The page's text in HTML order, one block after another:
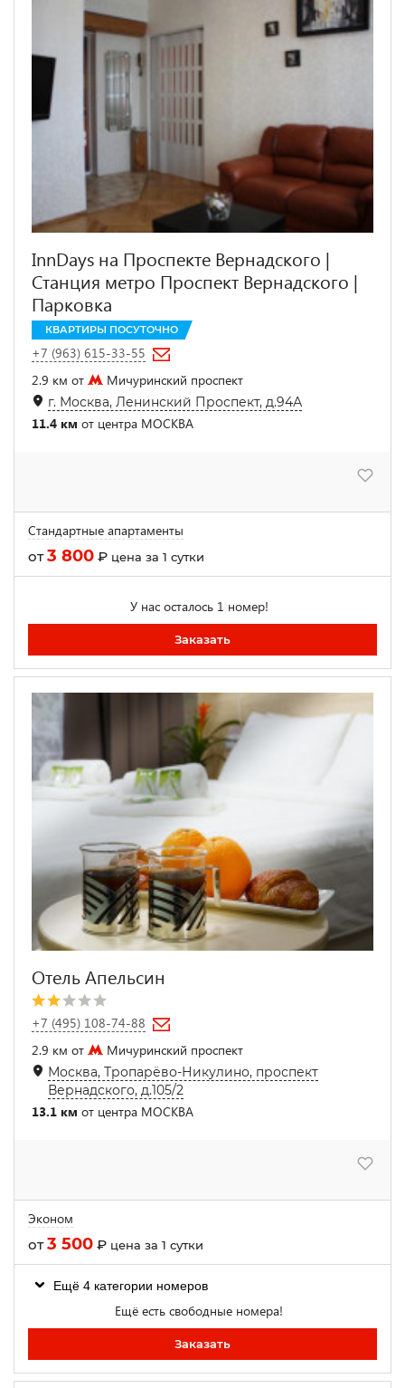
InnDays на Проспекте Вернадского |
Станция метро Проспект Вернадского |
Парковка
КВАРТИРЫ ПОСУТОЧНО
+7 (963) 615-33-55
2.9 км от
Мичуринский проспект
г. Москва, Ленинский Проспект, д.94А
11.4 км от центра МОСКВА
Стандартные апартаменты
от3 800 ₽ цена за 1 сутки
У нас осталось 1 номер!
Заказать
Отель Апельсин
+7 (495) 108-74-88
2.9 км от
Мичуринский проспект
Москва, Тропарёво-Никулино, проспект
Вернадского, д.105/2
13.1 км от центра МОСКВА
Эконом
от3 500 ₽ цена за 1 сутки
Ещё 4 категории номеров
Ещё есть свободные номера!
Заказать